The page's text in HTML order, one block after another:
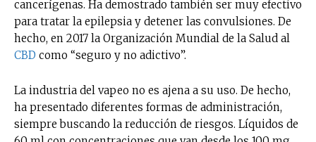
cancerígenas. Ha demostrado también ser muy efectivo
para tratar la epilepsia y detener las convulsiones. De
hecho, en 2017 la Organización Mundial de la Salud al
CBD como “seguro y no adictivo”.
La industria del vapeo no es ajena a su uso. De hecho,
ha presentado diferentes formas de administración,
siempre buscando la reducción de riesgos. Líquidos de